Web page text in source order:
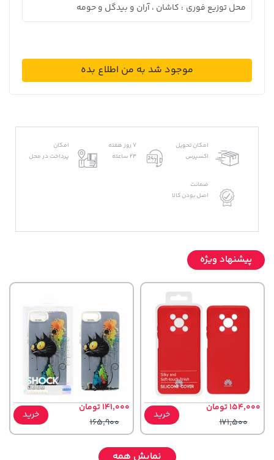
محل توزیع فوری : کاشان ، آران و بیدگل و حومه
موجود شد به من اطلاع بده
امکان تحویل
اکسپرس
7 روز هفته
24 ساعته
امکان
پرداخت در محل
ضمانت
اصل بودن کالا
پیشنهاد ویژه
154,000 تومان
171,500
خرید
141,000 تومان
165,900
خرید
نمایش همه